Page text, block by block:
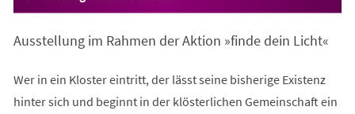
in
neuen
Ausstellung im Rahmen der Aktion »finde dein Licht«
Wer in ein Kloster eintritt, der lässt seine bisherige Existenz
hinter sich und beginnt in der klösterlichen Gemeinschaft ein